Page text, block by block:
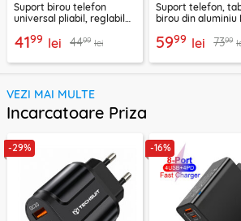
Suport birou telefon
universal pliabil, reglabil
negru
4199 lei 4499 lei
Suport telefon,
birou din aluminiu
5999 lei 7399
VEZI MAI MULTE
Incarcatoare Priza
-29% -16%